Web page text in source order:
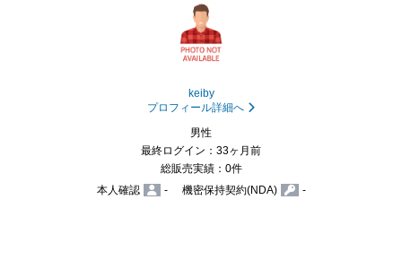
keiby
プロフィール詳細へ
男性
最終ログイン：33ヶ月前
総販売実績：0件
本人確認
- 機密保持契約(NDA) -